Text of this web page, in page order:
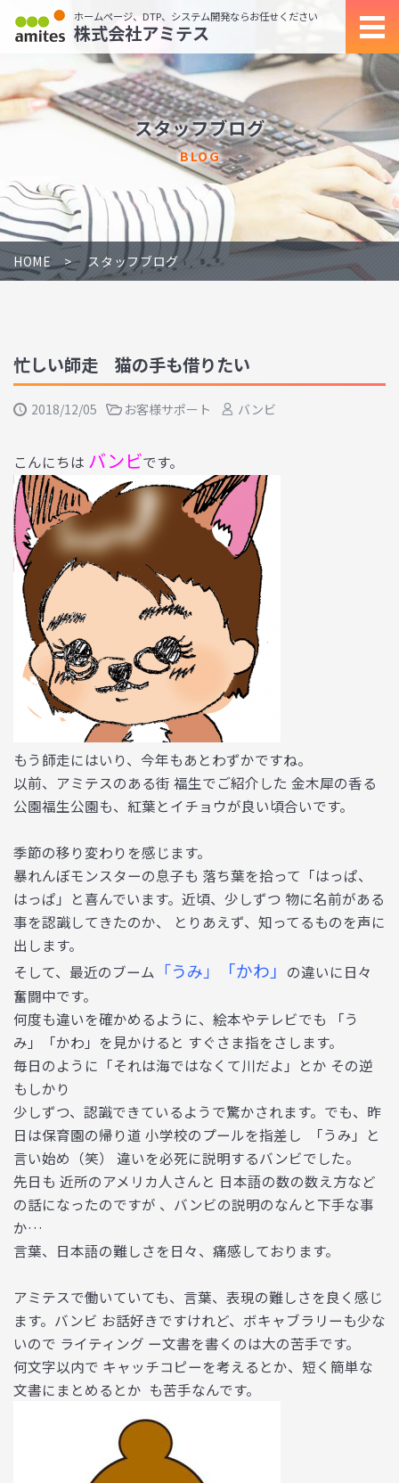
ホームページ、DTP、システム開発ならお任せください
株式会社アミテス
スタッフブログ
BLOG
HOME スタッフブログ
忙しい師走 猫の手も借りたい
2018/12/05 お客様サポート バンビ
こんにちは バンビです。
もう師走にはいり、今年もあとわずかですね。
以前、アミテスのある街 福生でご紹介した 金木犀の香る
公園福生公園も、紅葉とイチョウが良い頃合いです。
季節の移り変わりを感じます。
暴れんぼモンスターの息子も 落ち葉を拾って「はっぱ、
はっぱ」と喜んでいます。近頃、少しずつ 物に名前がある
事を認識してきたのか、 とりあえず、知ってるものを声に
出します。
そして、最近のブーム 「うみ」 「かわ」 の違いに日々
奮闘中です。
何度も違いを確かめるように、絵本やテレビでも 「う
み」「かわ」を見かけると すぐさま指をさします。
毎日のように「それは海ではなくて川だよ」とか その逆
もしかり
少しずつ、認識できているようで驚かされます。でも、昨
日は保育園の帰り道 小学校のプールを指差し 「うみ」と
言い始め（笑） 違いを必死に説明するバンビでした。
先日も 近所のアメリカ人さんと 日本語の数の数え方など
の話になったのですが 、バンビの説明のなんと下手な事
か…
言葉、日本語の難しさを日々、痛感しております。
アミテスで働いていても、言葉、表現の難しさを良く感じ
ます。バンビ お話好きですけれど、ボキャブラリーも少な
いので ライティング ー文書を書くのは大の苦手です。
何文字以内で キャッチコピーを考えるとか、短く簡単な
文書にまとめるとか も苦手なんです。